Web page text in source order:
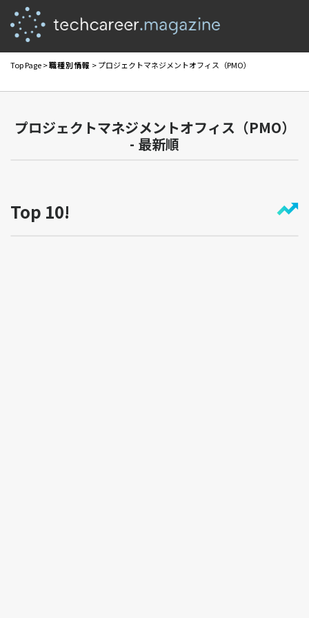
Top Page>職種別情報 > プロジェクトマネジメントオフィス（PMO）
プロジェクトマネジメントオフィス（PMO）
- 最新順
Top 10!